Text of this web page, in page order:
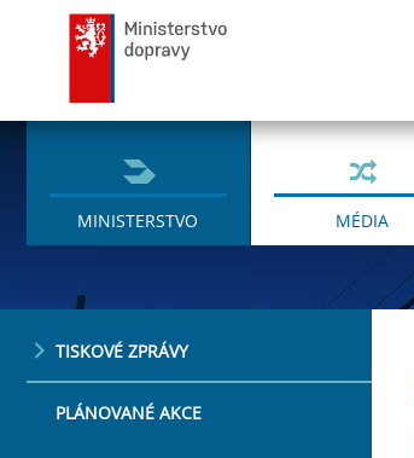
MINISTERSTVO MÉDIA
TISKOVÉ ZPRÁVY
PLÁNOVANÉ AKCE